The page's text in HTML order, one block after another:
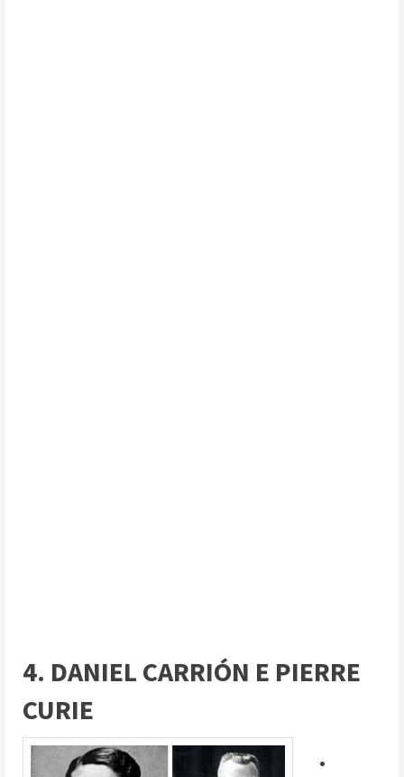
4. DANIEL CARRIÓN E PIERRE
CURIE